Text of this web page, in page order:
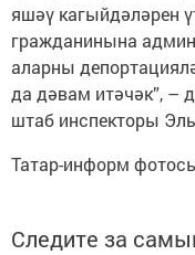
яшәү кагыйдәләрен
гражданинына
аларны
да дәвам итәчәк”, –
штаб инспекторы
Татар-информ
Следите за